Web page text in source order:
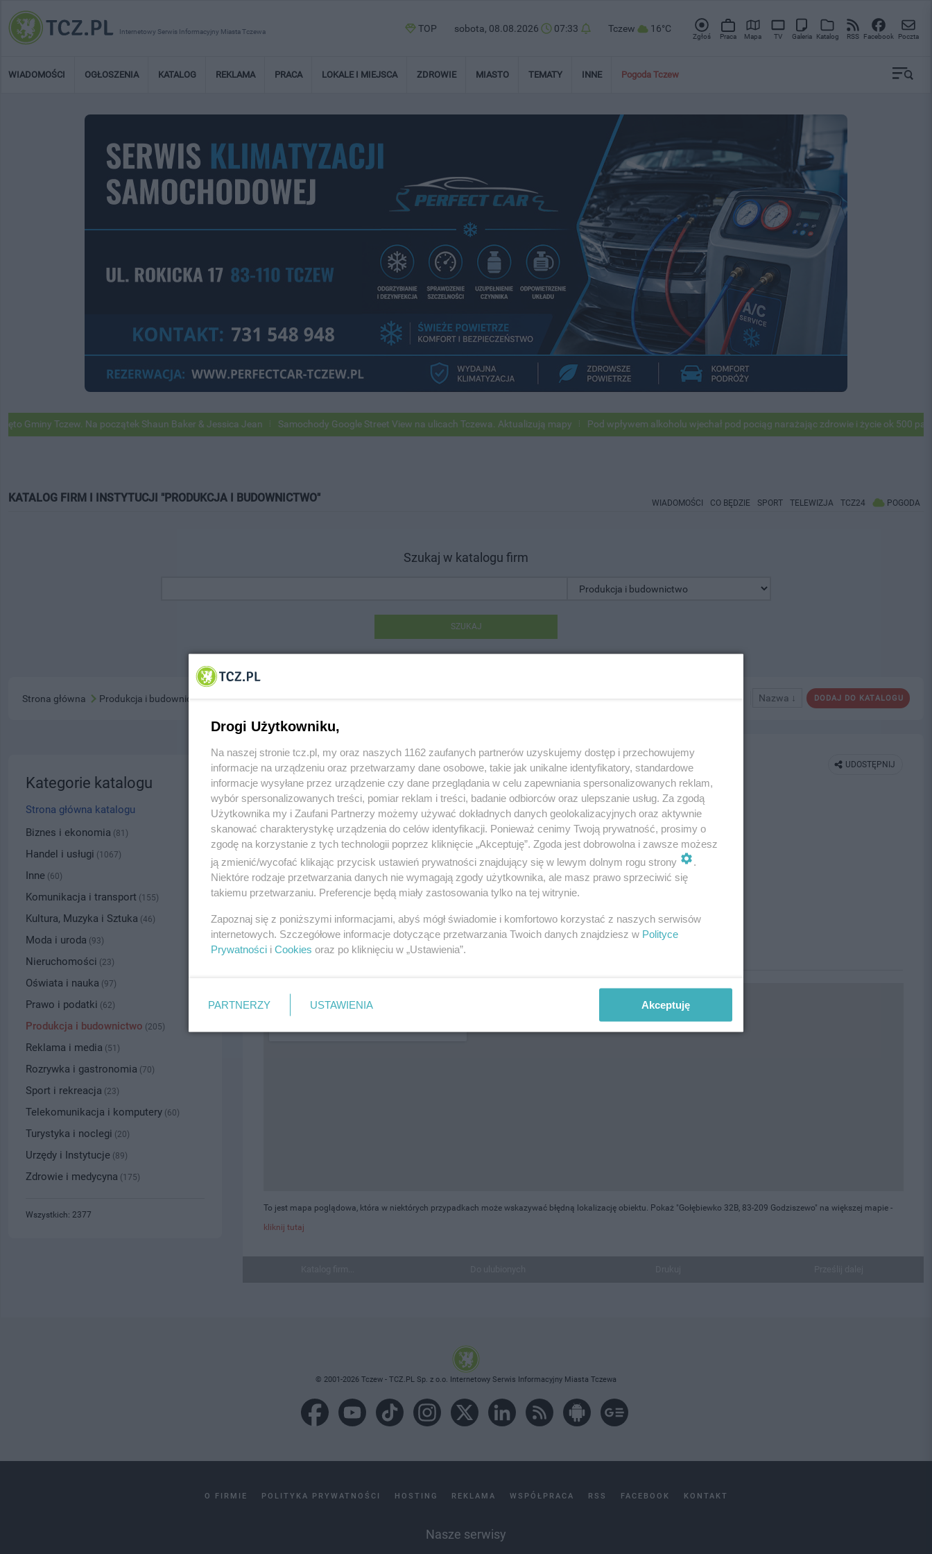
Internetowy Serwis Informacyjny Miasta Tczewa TOP sobota, 08.08.2026 07:34 Tczew 16°C
Zgłoś Praca Mapa TV Galeria Katalog RSS Facebook Poczta
WIADOMOŚCI OGŁOSZENIA KATALOG REKLAMA PRACA LOKALE I MIEJSCA ZDROWIE MIASTO TEMATY INNE Pogoda Tczew
Tczew. Na początek Shaun Baker & Jessica Jean Samochody Google Street View na ulicach Tczewa. Aktualizują mapy Pod wpływem alkoholu wjechał pod pociąg narażając zdrowie i życie ok 500
KATALOG FIRM I INSTYTUCJI "PRODUKCJA I BUDOWNICTWO" WIADOMOŚCI CO BĘDZIE SPORT TELEWIZJA TCZ24 POGODA
Szukaj w katalogu firm
SZUKAJ
DODAJ DO KATALOGU
Nazwa ↓
Strona główna Produkcja i budownictwo
UDOSTĘPNIJ
Art-bud Ogrodzenia
ul. Gołębiewko 32B, 83-209 Godziszewo
515168294
Kategoria:Produkcja i budownictwo
PRZYBLIŻONA LOKALIZACJA NA MAPIE
To jest mapa poglądowa, która w niektórych przypadkach może wskazywać błędną lokalizację obiektu. Pokaż "Gołębiewko 32B, 83-209 Godziszewo" na większej mapie -
kliknij tutaj
Kategorie katalogu
Strona główna katalogu
Biznes i ekonomia (81)
Handel i usługi (1067)
Inne (60)
Komunikacja i transport (155)
Kultura, Muzyka i Sztuka (46)
Moda i uroda (93)
Nieruchomości (23)
Oświata i nauka (97)
Prawo i podatki (62)
Produkcja i budownictwo (205)
Reklama i media (51)
Rozrywka i gastronomia (70)
Sport i rekreacja (23)
Telekomunikacja i komputery (60)
Turystyka i noclegi (20)
Urzędy i Instytucje (89)
Zdrowie i medycyna (175)
Wszystkich: 2377
© 2001-2026 Tczew - TCZ.PL Sp. z o.o. Internetowy Serwis Informacyjny Miasta Tczewa
O FIRMIE POLITYKA PRYWATNOŚCI HOSTING REKLAMA WSPÓŁPRACA RSS FACEBOOK KONTAKT
Nasze serwisy
Drogi Użytkowniku,
Na naszej stronie tcz.pl, my oraz naszych 1162 zaufanych partnerów uzyskujemy dostęp i przechowujemy
informacje na urządzeniu oraz przetwarzamy dane osobowe, takie jak unikalne identyfikatory, standardowe
informacje wysyłane przez urządzenie czy dane przeglądania w celu zapewniania spersonalizowanych reklam,
wybór spersonalizowanych treści, pomiar reklam i treści, badanie odbiorców oraz ulepszanie usług. Za zgodą
Użytkownika my i Zaufani Partnerzy możemy używać dokładnych danych geolokalizacyjnych oraz aktywnie
skanować charakterystykę urządzenia do celów identyfikacji. Ponieważ cenimy Twoją prywatność, prosimy o
zgodę na korzystanie z tych technologii poprzez kliknięcie „Akceptuję”. Zgoda jest dobrowolna i zawsze możesz
ją zmienić/wycofać klikając przycisk ustawień prywatności znajdujący się w lewym dolnym rogu strony
.
Niektóre rodzaje przetwarzania danych nie wymagają zgody użytkownika, ale masz prawo sprzeciwić się
takiemu przetwarzaniu. Preferencje będą miały zastosowania tylko na tej witrynie.
Zapoznaj się z poniższymi informacjami, abyś mógł świadomie i komfortowo korzystać z naszych serwisów
internetowych. Szczegółowe informacje dotyczące przetwarzania Twoich danych znajdziesz w Polityce
Prywatności i Cookies oraz po kliknięciu w „Ustawienia”.
PARTNERZY USTAWIENIA Akceptuję